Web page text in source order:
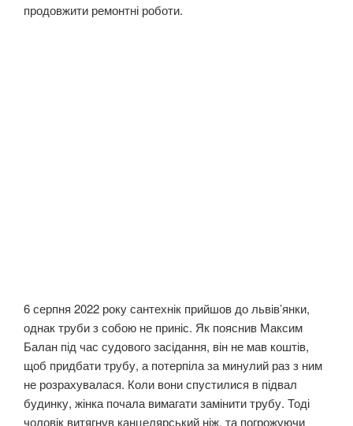
продовжити ремонтні роботи.
6 серпня 2022 року сантехнік прийшов до львів’янки,
однак труби з собою не приніс. Як пояснив Максим
Балан під час судового засідання, він не мав коштів,
щоб придбати трубу, а потерпіла за минулий раз з ним
не розрахувалася. Коли вони спустилися в підвал
будинку, жінка почала вимагати замінити трубу. Тоді
чоловік витягнув канцелярський ніж, та погрожуючи